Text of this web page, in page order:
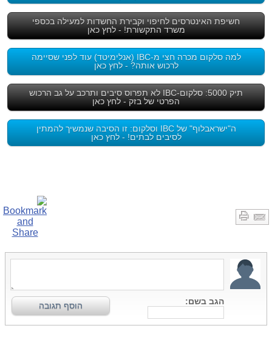
חשיפת האינטרסים לחיפוי וקבירת החשדות למעילה בכספי
משרד התקשורת! - לחץ כאן
למה סלקום מכרה חצי מ-IBC (אנלימיטד) עוד לפני שסיימה
לרכוש אותה? - לחץ כאן
תיק 5000: סלקום-IBC לא תפרוס סיבים ותרכב על גב הרכוש
הפרטי של בזק - לחץ כאן
ה"ישראבלוף" של IBC וסלקום: זו הסיבה שנמשיך להמתין
לסיבים לבתים! - לחץ כאן